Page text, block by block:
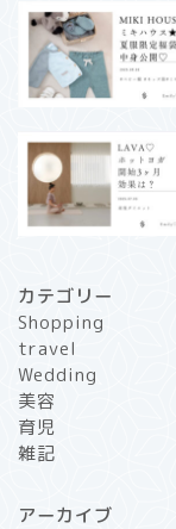
カテゴリー
Shopping
travel
Wedding
美容
育児
雑記
アーカイブ